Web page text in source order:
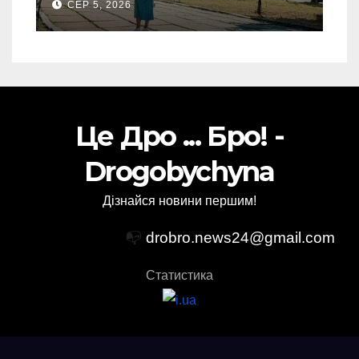
(Фото)
СЕР 5, 2026
Це Дро ... Бро! -
Drogobychyna
Дізнайся новини першим!
📭 drobro.news24@gmail.com
Статистика